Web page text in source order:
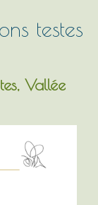
testes
, Vallée